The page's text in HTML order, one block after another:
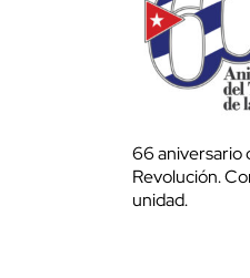
66 aniversario
Revolución.
unidad.